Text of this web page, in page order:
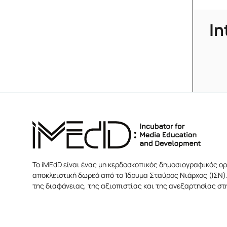
Το iMEdD είναι ένας μη κερδοσκοπικός δημοσιογραφικός
αποκλειστική δωρεά από το Ίδρυμα Σταύρος Νιάρχος
της διαφάνειας, της αξιοπιστίας και της ανεξαρτησίας